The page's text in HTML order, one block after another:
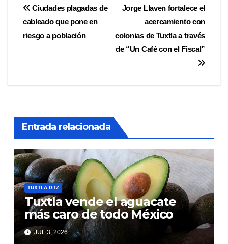
Navegación
de
Jorge Llaven fortalece el
acercamiento con
colonias de Tuxtla a través
de “Un Café con el Fiscal”
Ciudades plagadas de
cableado que pone en
riesgo a población
Entrada relacionada
TUXTLA GTZ
Tuxtla vende el aguacate
más caro de todo México
JUL 3, 2026